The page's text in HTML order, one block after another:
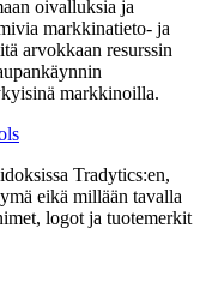
oivalluksia ja
markkinatieto- ja
arvokkaan resurssin
markkinoilla.
Tradytics:en,
eikä millään tavalla
logot ja tuotemerkit